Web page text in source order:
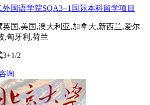
国语学院SQA3+1国际本科留学项目
英国,美国,澳大利亚,加拿大,新西兰,爱尔
,匈牙利,荷兰
3+1/2
询